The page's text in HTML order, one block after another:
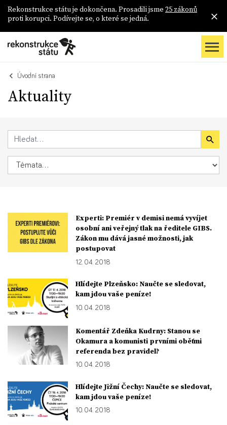
Rekonstrukce státu je dokončena. Prosadili jsme 25 zákonů
proti korupci. Podívejte se, o které se jedná.
Úvodní strana
Aktuality
Experti: Premiér v demisi nemá vyvíjet
osobní ani veřejný tlak na ředitele GIBS.
Zákon mu dává jasné možnosti, jak
postupovat
12. 04. 2018
Hlídejte Plzeňsko: Naučte se sledovat,
kam jdou vaše peníze!
10. 04. 2018
Komentář Zdeňka Kudrny: Stanou se
Okamura a komunisti prvními oběťmi
referenda bez pravidel?
10. 04. 2018
Hlídejte Jižní Čechy: Naučte se sledovat,
kam jdou vaše peníze!
10. 04. 2018